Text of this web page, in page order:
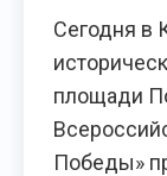
Сегодня в
площади
Победы»